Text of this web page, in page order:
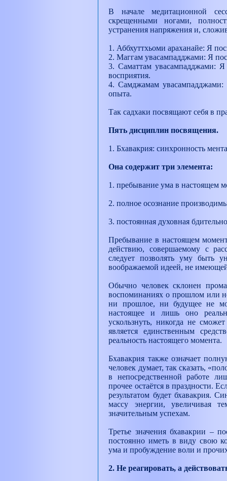
В начале медитационной
скрещенными ногами,
устранения напряжения и,
1. Аббхуттхьоми араханайе: Я
2. Маггам увасампадджами: Я
3. Саматтам увасампадджами:
восприятия.
4. Самджамам
опыта.
Так садхаки посвящают себя в
Пять дисциплин посвящения.
1. Бхавакрия: синхронность
Она содержит три элемента:
1. пребывание ума в настоящем
2. полное осознание
3. постоянная духовная
Пребывание в настоящем
действию, совершаемому с
следует позволять уму быть
воображаемой идеей, не
Обычно человек склонен
воспоминаниях о прошлом или
ни прошлое, ни будущее не
настоящее и лишь оно
ускользнуть, никогда не
является единственным
реальность настоящего момента.
Бхавакрия также означает
человек думает, так сказать,
в непосредственной работе
прочее остаётся в праздности.
результатом будет бхавакрия.
массу энергии, увеличивая
значительным успехам.
Третье значения бхавакрии –
постоянно иметь в виду свою
ума и пробуждение воли и
2. Не реагировать, а